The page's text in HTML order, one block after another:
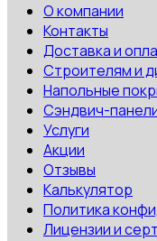
О компании
Контакты
Доставка и
Строителям и
Напольные
Сэндвич-
Услуги
Акции
Отзывы
Калькулятор
Политика
Лицензии и